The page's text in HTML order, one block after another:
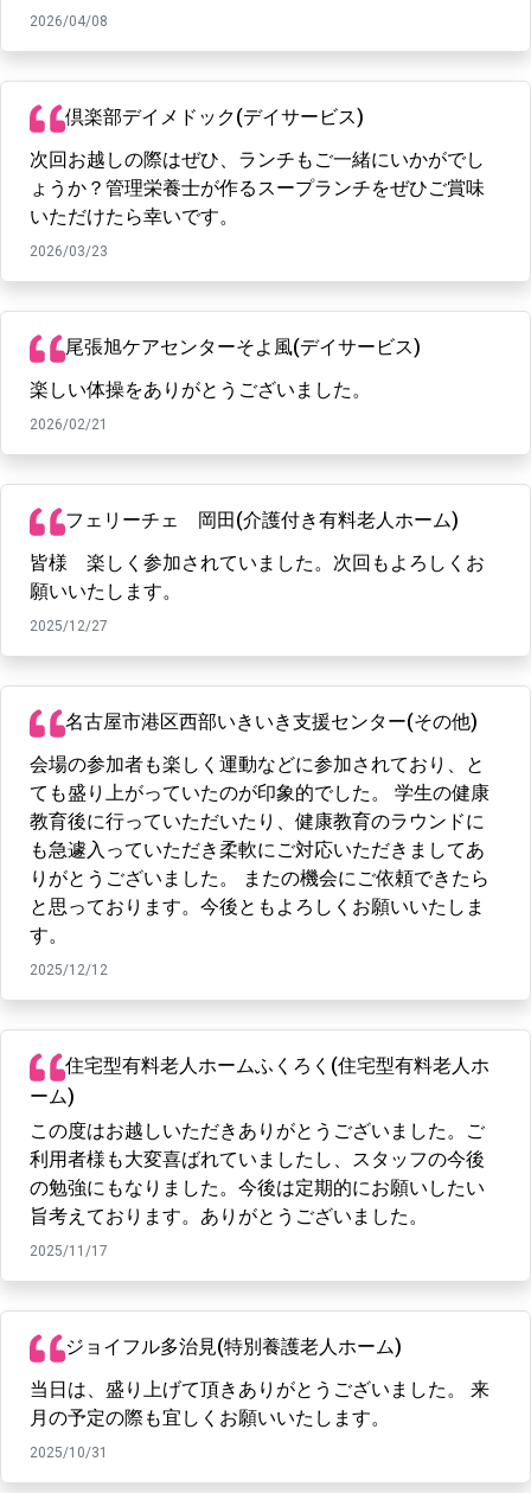
2026/04/08
倶楽部デイメドック(デイサービス)
次回お越しの際はぜひ、ランチもご一緒にいかがでし
ょうか？管理栄養士が作るスープランチをぜひご賞味
いただけたら幸いです。
2026/03/23
尾張旭ケアセンターそよ風(デイサービス)
楽しい体操をありがとうございました。
2026/02/21
フェリーチェ 岡田(介護付き有料老人ホーム)
皆様 楽しく参加されていました。次回もよろしくお
願いいたします。
2025/12/27
名古屋市港区西部いきいき支援センター(その他)
会場の参加者も楽しく運動などに参加されており、と
ても盛り上がっていたのが印象的でした。 学生の健康
教育後に行っていただいたり、健康教育のラウンドに
も急遽入っていただき柔軟にご対応いただきましてあ
りがとうございました。 またの機会にご依頼できたら
と思っております。今後ともよろしくお願いいたしま
す。
2025/12/12
住宅型有料老人ホームふくろく(住宅型有料老人ホ
ーム)
この度はお越しいただきありがとうございました。ご
利用者様も大変喜ばれていましたし、スタッフの今後
の勉強にもなりました。今後は定期的にお願いしたい
旨考えております。ありがとうございました。
2025/11/17
ジョイフル多治見(特別養護老人ホーム)
当日は、盛り上げて頂きありがとうございました。 来
月の予定の際も宜しくお願いいたします。
2025/10/31